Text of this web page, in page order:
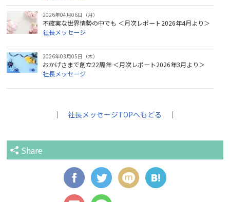
2026年04月06日（月）
不確実な世界情勢の中でも ＜月次レポート2026年4月より＞
社長メッセージ
2026年03月05日（木）
おかげさまで創立22周年 ＜月次レポート2026年3月より＞
社長メッセージ
｜社長メッセージTOPへもどる ｜
Share